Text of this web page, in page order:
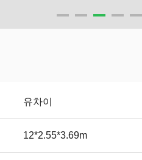
유차이
12*2.55*3.69m